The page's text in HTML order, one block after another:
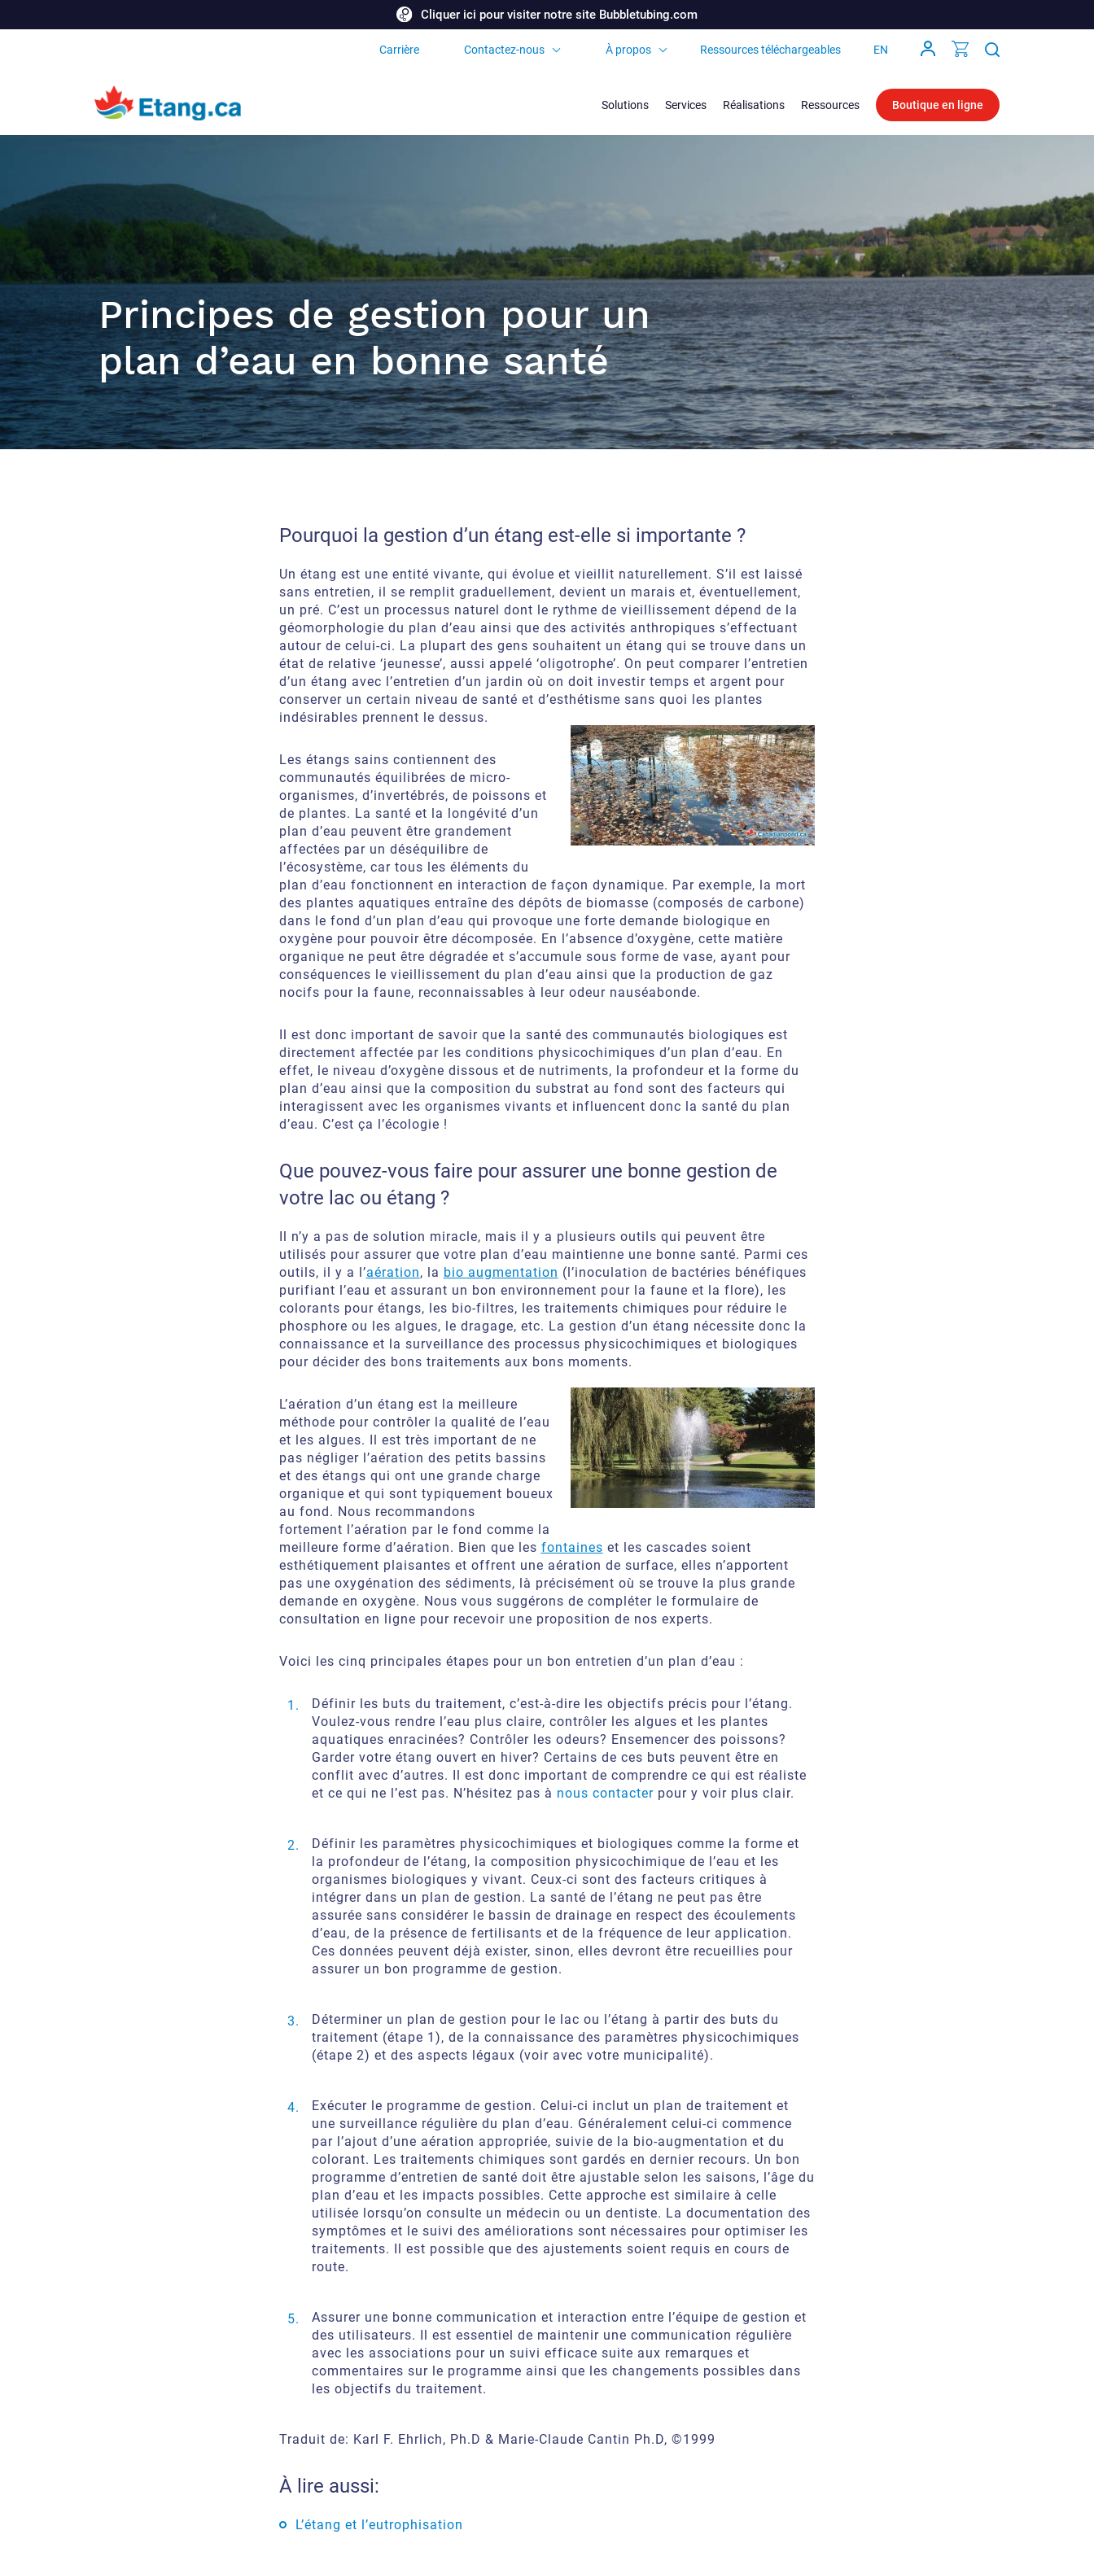
Cliquer ici pour visiter notre site Bubbletubing.com
Carrière Contactez-nous À propos Ressources téléchargeables EN
Solutions Services Réalisations Ressources Boutique en ligne
Principes de gestion pour un
plan d’eau en bonne santé
Pourquoi la gestion d’un étang est-elle si importante ?
Un étang est une entité vivante, qui évolue et vieillit naturellement. S’il est laissé
sans entretien, il se remplit graduellement, devient un marais et, éventuellement,
un pré. C’est un processus naturel dont le rythme de vieillissement dépend de la
géomorphologie du plan d’eau ainsi que des activités anthropiques s’effectuant
autour de celui-ci. La plupart des gens souhaitent un étang qui se trouve dans un
état de relative ‘jeunesse’, aussi appelé ‘oligotrophe’. On peut comparer l’entretien
d’un étang avec l’entretien d’un jardin où on doit investir temps et argent pour
conserver un certain niveau de santé et d’esthétisme sans quoi les plantes
indésirables prennent le dessus.
Les étangs sains contiennent des
communautés équilibrées de micro-
organismes, d’invertébrés, de poissons et
de plantes. La santé et la longévité d’un
plan d’eau peuvent être grandement
affectées par un déséquilibre de
l’écosystème, car tous les éléments du
plan d’eau fonctionnent en interaction de façon dynamique. Par exemple, la mort
des plantes aquatiques entraîne des dépôts de biomasse (composés de carbone)
dans le fond d’un plan d’eau qui provoque une forte demande biologique en
oxygène pour pouvoir être décomposée. En l’absence d’oxygène, cette matière
organique ne peut être dégradée et s’accumule sous forme de vase, ayant pour
conséquences le vieillissement du plan d’eau ainsi que la production de gaz
nocifs pour la faune, reconnaissables à leur odeur nauséabonde.
Il est donc important de savoir que la santé des communautés biologiques est
directement affectée par les conditions physicochimiques d’un plan d’eau. En
effet, le niveau d’oxygène dissous et de nutriments, la profondeur et la forme du
plan d’eau ainsi que la composition du substrat au fond sont des facteurs qui
interagissent avec les organismes vivants et influencent donc la santé du plan
d’eau. C’est ça l’écologie !
Que pouvez-vous faire pour assurer une bonne gestion de
votre lac ou étang ?
Il n’y a pas de solution miracle, mais il y a plusieurs outils qui peuvent être
utilisés pour assurer que votre plan d’eau maintienne une bonne santé. Parmi ces
outils, il y a l’aération, la bio augmentation (l’inoculation de bactéries bénéfiques
purifiant l’eau et assurant un bon environnement pour la faune et la flore), les
colorants pour étangs, les bio-filtres, les traitements chimiques pour réduire le
phosphore ou les algues, le dragage, etc. La gestion d’un étang nécessite donc la
connaissance et la surveillance des processus physicochimiques et biologiques
pour décider des bons traitements aux bons moments.
L’aération d’un étang est la meilleure
méthode pour contrôler la qualité de l’eau
et les algues. Il est très important de ne
pas négliger l’aération des petits bassins
et des étangs qui ont une grande charge
organique et qui sont typiquement boueux
au fond. Nous recommandons
fortement l’aération par le fond comme la
meilleure forme d’aération. Bien que les fontaines et les cascades soient
esthétiquement plaisantes et offrent une aération de surface, elles n’apportent
pas une oxygénation des sédiments, là précisément où se trouve la plus grande
demande en oxygène. Nous vous suggérons de compléter le formulaire de
consultation en ligne pour recevoir une proposition de nos experts.
Voici les cinq principales étapes pour un bon entretien d’un plan d’eau :
Définir les buts du traitement, c’est-à-dire les objectifs précis pour l’étang.
Voulez-vous rendre l’eau plus claire, contrôler les algues et les plantes
aquatiques enracinées? Contrôler les odeurs? Ensemencer des poissons?
Garder votre étang ouvert en hiver? Certains de ces buts peuvent être en
conflit avec d’autres. Il est donc important de comprendre ce qui est réaliste
et ce qui ne l’est pas. N’hésitez pas à nous contacterpour y voir plus clair.
Définir les paramètres physicochimiques et biologiques comme la forme et
la profondeur de l’étang, la composition physicochimique de l’eau et les
organismes biologiques y vivant. Ceux-ci sont des facteurs critiques à
intégrer dans un plan de gestion. La santé de l’étang ne peut pas être
assurée sans considérer le bassin de drainage en respect des écoulements
d’eau, de la présence de fertilisants et de la fréquence de leur application.
Ces données peuvent déjà exister, sinon, elles devront être recueillies pour
assurer un bon programme de gestion.
Déterminer un plan de gestion pour le lac ou l’étang à partir des buts du
traitement (étape 1), de la connaissance des paramètres physicochimiques
(étape 2) et des aspects légaux (voir avec votre municipalité).
Exécuter le programme de gestion. Celui-ci inclut un plan de traitement et
une surveillance régulière du plan d’eau. Généralement celui-ci commence
par l’ajout d’une aération appropriée, suivie de la bio-augmentation et du
colorant. Les traitements chimiques sont gardés en dernier recours. Un bon
programme d’entretien de santé doit être ajustable selon les saisons, l’âge du
plan d’eau et les impacts possibles. Cette approche est similaire à celle
utilisée lorsqu’on consulte un médecin ou un dentiste. La documentation des
symptômes et le suivi des améliorations sont nécessaires pour optimiser les
traitements. Il est possible que des ajustements soient requis en cours de
route.
Assurer une bonne communication et interaction entre l’équipe de gestion et
des utilisateurs. Il est essentiel de maintenir une communication régulière
avec les associations pour un suivi efficace suite aux remarques et
commentaires sur le programme ainsi que les changements possibles dans
les objectifs du traitement.
Traduit de: Karl F. Ehrlich, Ph.D & Marie-Claude Cantin Ph.D, ©1999
À lire aussi:
L’étang et l’eutrophisation